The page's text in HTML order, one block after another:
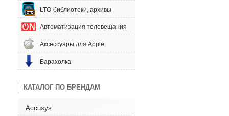
LTO-библиотеки, архивы
Автоматизация телевещания
Аксессуары для Apple
Барахолка
КАТАЛОГ ПО БРЕНДАМ
Accusys